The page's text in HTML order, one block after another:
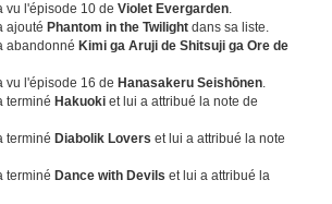
vu l'épisode 10 deViolet Evergarden.
ajouté Phantom in the Twilight dans sa liste.
abandonné Kimi ga Aruji de Shitsuji ga Ore de
vu l'épisode 16 de Hanasakeru Seishōnen.
terminé Hakuoki et lui a attribué la note de
terminé Diabolik Lovers et lui a attribué la note
terminé Dance with Devils et lui a attribué la